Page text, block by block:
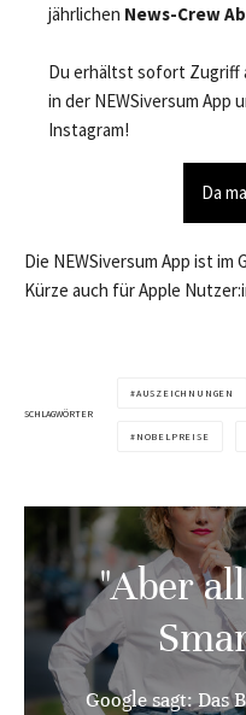
jährlichen News-Crew
Du erhältst sofort Zugriff
in der NEWSiversum App
Instagram!
Da
Die NEWSiversum App ist
Kürze auch für Apple
SCHLAGWÖRTER
AUSZEICHNUNGEN
NOBELPREISE
"Aber
Google sagt: Das